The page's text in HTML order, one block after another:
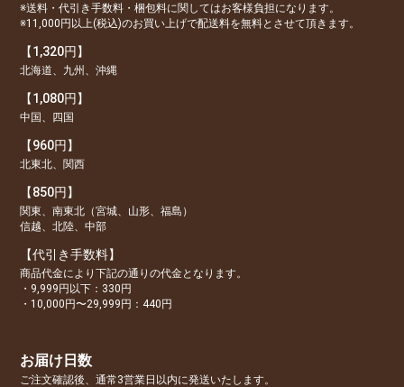
※送料・代引き手数料・梱包料に関してはお客様負担になります。
※11,000円以上(税込)のお買い上げで配送料を無料とさせて頂きます。
【1,320円】
北海道、九州、沖縄
【1,080円】
中国、四国
【960円】
北東北、関西
【850円】
関東、南東北（宮城、山形、福島）
信越、北陸、中部
【代引き手数料】
商品代金により下記の通りの代金となります。
・9,999円以下：330円
・10,000円〜29,999円：440円
お届け日数
ご注文確認後、通常3営業日以内に発送いたします。